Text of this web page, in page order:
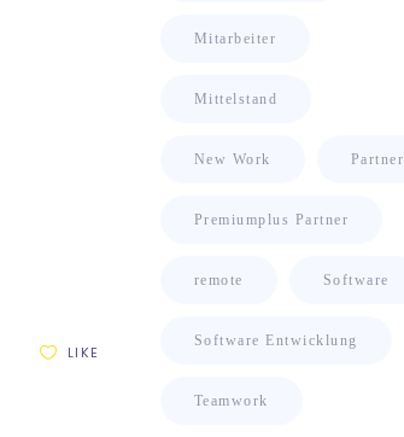
LIKE
Mitarbeiter
Mittelstand
New Work Partner
Premiumplus Partner
remote Software
Software Entwicklung
Teamwork